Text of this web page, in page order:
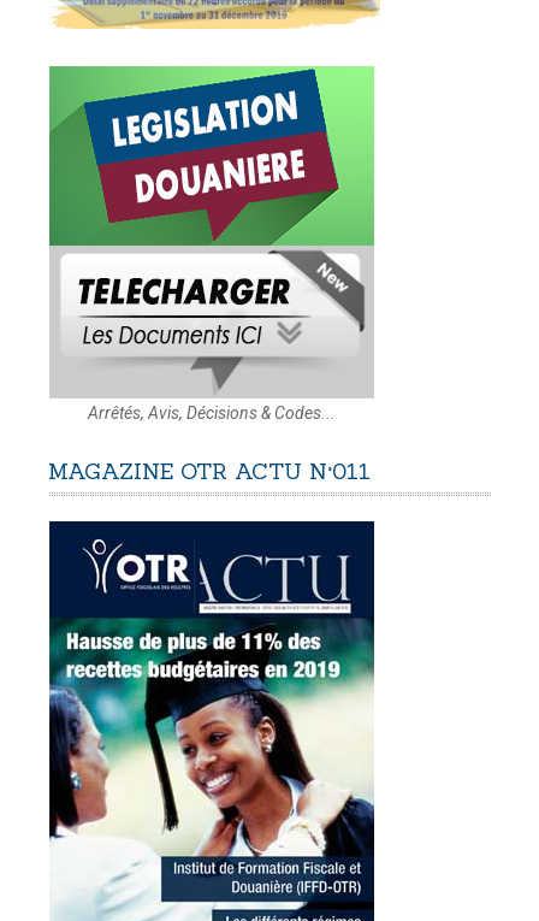
Arrêtés, Avis, Décisions & Codes...
MAGAZINE OTR ACTU N°011